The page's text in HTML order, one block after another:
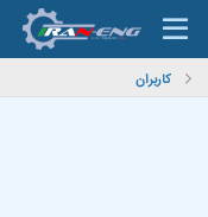
کاربران